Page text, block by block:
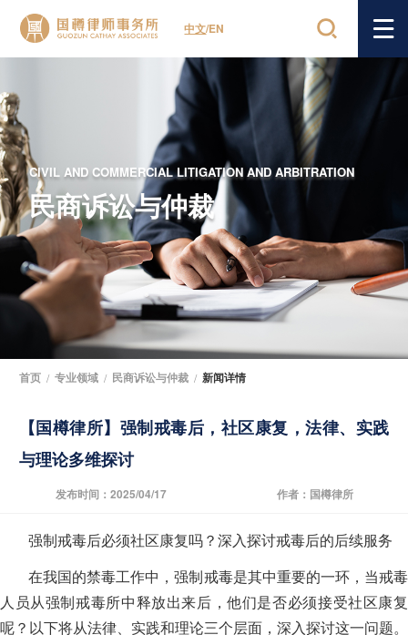
中文/EN
CIVIL AND COMMERCIAL LITIGATION AND ARBITRATION
民商诉讼与仲裁
首页 / 专业领域 / 民商诉讼与仲裁 / 新闻详情
【国樽律所】强制戒毒后，社区康复，法律、实践
与理论多维探讨
发布时间：2025/04/17 作者：国樽律所
强制戒毒后必须社区康复吗？深入探讨戒毒后的后续服务
在我国的禁毒工作中，强制戒毒是其中重要的一环，当戒毒
人员从强制戒毒所中释放出来后，他们是否必须接受社区康复
呢？以下将从法律、实践和理论三个层面，深入探讨这一问题。